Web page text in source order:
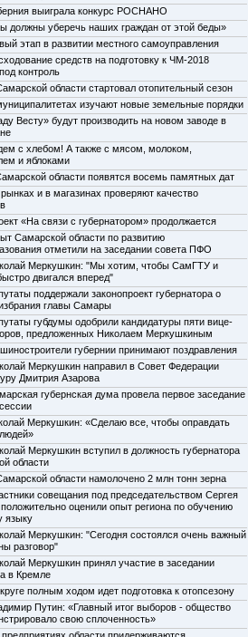
выиграла конкурс РОСНАНО
должны уберечь наших граждан от этой беды»
этап в развитии местного самоуправления
средств на подготовку к ЧМ-2018
контроль
области стартовал отопительный сезон
изучают новые земельные порядки
Весту» будут производить на новом заводе в
с хлебом! А также с мясом, молоком,
и яблоками
области появятся восемь памятных дат
и в магазинах проверяют качество
«На связи с губернатором» продолжается
Самарской области по развитию
отметили на заседании совета ПФО
Меркушкин: "Мы хотим, чтобы СамГТУ и
двигался вперед"
поддержали законопроект губернатора о
главы Самары
губдумы одобрили кандидатуры пяти вице-
предложенных Николаем Меркушкиным
губернии принимают поздравления
Меркушкин направил в Совет Федерации
Дмитрия Азарова
губернская дума провела первое заседание
Меркушкин: «Сделаю все, чтобы оправдать
Меркушкин вступил в должность губернатора
области
области намолочено 2 млн тонн зерна
совещания под председательством Сергея
оценили опыт региона по обучению
языку
Меркушкин: "Сегодня состоялся очень важный
разговор"
Меркушкин принял участие в заседании
в Кремле
полным ходом идет подготовка к отопсезону
Путин: «Главный итог выборов - общество
свою сплоченность»